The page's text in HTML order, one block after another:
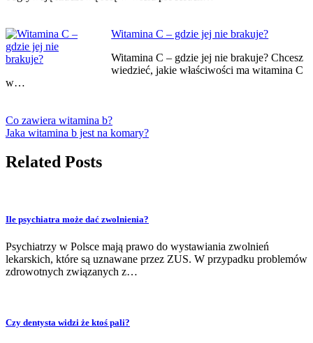
Witamina C – gdzie jej nie brakuje?
Witamina C – gdzie jej nie brakuje? Chcesz
wiedzieć, jakie właściwości ma witamina C
w…
Co zawiera witamina b?
Jaka witamina b jest na komary?
Related Posts
Ile psychiatra może dać zwolnienia?
Psychiatrzy w Polsce mają prawo do wystawiania zwolnień
lekarskich, które są uznawane przez ZUS. W przypadku problemów
zdrowotnych związanych z…
Czy dentysta widzi że ktoś pali?